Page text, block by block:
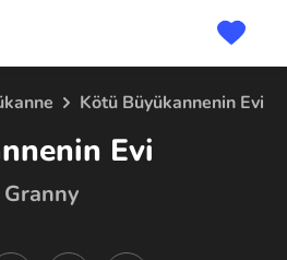
Kötü Büyükannenin Evi
Evi